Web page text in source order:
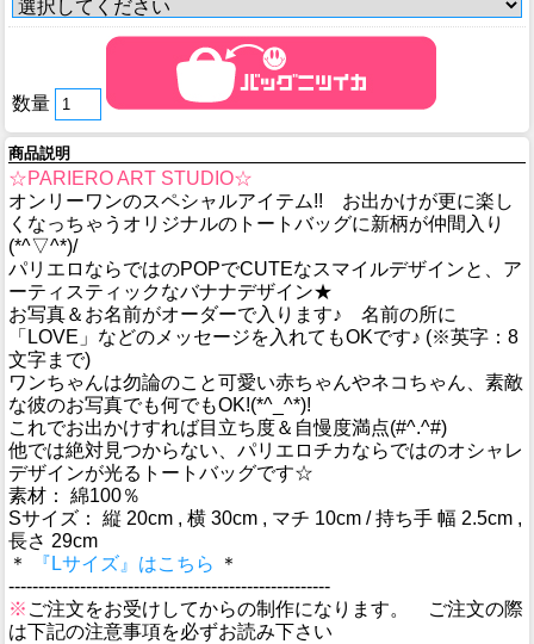
数量
商品説明
☆PARIERO ART STUDIO☆
オンリーワンのスペシャルアイテム!! お出かけが更に楽し
くなっちゃうオリジナルのトートバッグに新柄が仲間入り
(*^▽^*)/
パリエロならではのPOPでCUTEなスマイルデザインと、ア
ーティスティックなバナナデザイン★
お写真＆お名前がオーダーで入ります♪ 名前の所に
「LOVE」などのメッセージを入れてもOKです♪ (※英字：8
文字まで)
ワンちゃんは勿論のこと可愛い赤ちゃんやネコちゃん、素敵
な彼のお写真でも何でもOK!(*^_^*)!
これでお出かけすれば目立ち度＆自慢度満点(#^.^#)
他では絶対見つからない、パリエロチカならではのオシャレ
デザインが光るトートバッグです☆
素材： 綿100％
Sサイズ： 縦 20cm , 横 30cm , マチ 10cm / 持ち手 幅 2.5cm ,
長さ 29cm
＊
『Lサイズ』はこちら
＊
------------------------------------------------------
※ ご注文をお受けしてからの制作になります。 ご注文の際
は下記の注意事項を必ずお読み下さい